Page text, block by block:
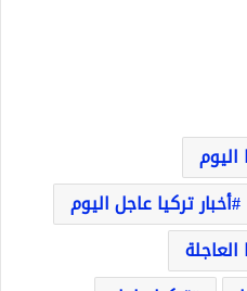
اليوم
أخبار تركيا عاجل اليوم
العاجلة